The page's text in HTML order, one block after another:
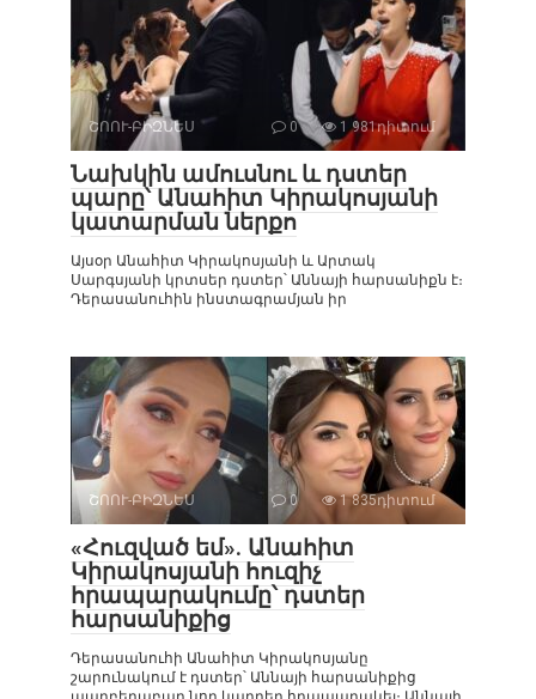
ՇՈՈՒ-ԲԻԶՆԵՍ 0 1 981դիտում
Նախկին ամուսնու և դստեր
պարը՝ Անահիտ Կիրակոսյանի
կատարման ներքո
Այսօր Անահիտ Կիրակոսյանի և Արտակ
Սարգսյանի կրտսեր դստեր՝ Աննայի հարսանիքն է։
Դերասանուհին ինստագրամյան իր
ՇՈՈՒ-ԲԻԶՆԵՍ 0 1 835դիտում
«Հուզված եմ». Անահիտ
Կիրակոսյանի հուզիչ
հրապարակումը՝ դստեր
հարսանիքից
Դերասանուհի Անահիտ Կիրակոսյանը
շարունակում է դստեր՝ Աննայի հարսանիքից